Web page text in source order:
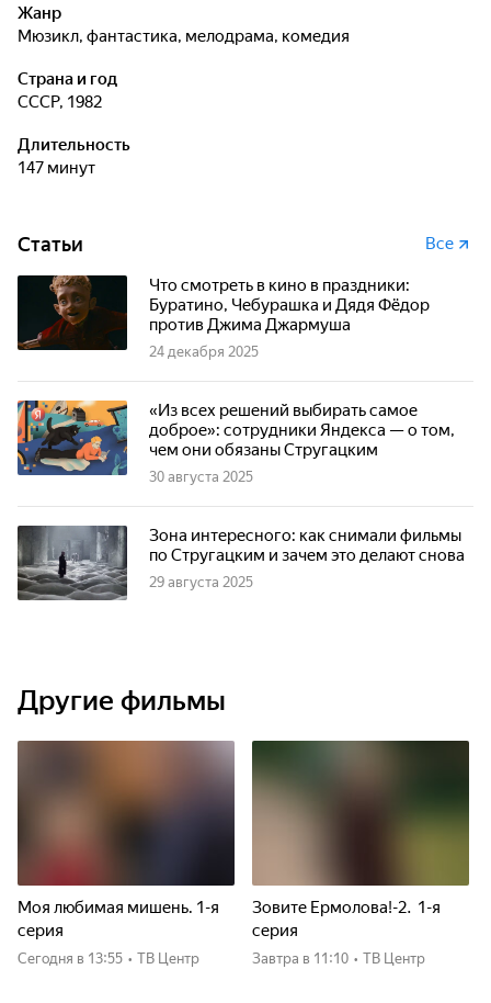
Жанр
мюзикл, фантастика, мелодрама, комедия
Страна и год
СССР, 1982
Длительность
147 минут
Статьи Все
Что смотреть в кино в праздники:
Буратино, Чебурашка и Дядя Фёдор
против Джима Джармуша
24 декабря 2025
«Из всех решений выбирать самое
доброе»: сотрудники Яндекса — о том,
чем они обязаны Стругацким
30 августа 2025
Зона интересного: как снимали фильмы
по Стругацким и зачем это делают снова
29 августа 2025
Другие фильмы
Моя любимая мишень. 1-я
серия
Сегодня в 13:55 • ТВ Центр
Зовите Ермолова!-2. 1-я
серия
Завтра в 11:10 • ТВ Центр